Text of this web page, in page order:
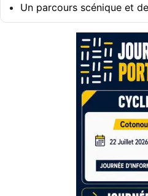
Un parcours scénique et